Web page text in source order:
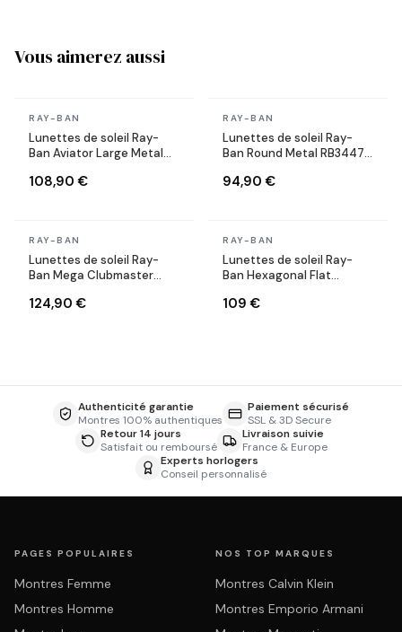
Vous aimerez aussi
En stock
RAY-BAN
Lunettes de soleil Ray-
Ban Aviator Large Metal
polarisés
108,90 €
En stock
RAY-BAN
Lunettes de soleil Ray-
Ban Round Metal RB3447
marron
94,90 €
En stock
RAY-BAN
Lunettes de soleil Ray-
Ban Mega Clubmaster
124,90 €
En stock
RAY-BAN
Lunettes de soleil Ray-
Ban Hexagonal Flat
doré or polarisés
109 €
Authenticité garantie
Montres 100% authentiques
Paiement sécurisé
SSL & 3D Secure
Retour 14 jours
Satisfait ou remboursé
Livraison suivie
France & Europe
Experts horlogers
Conseil personnalisé
PAGES POPULAIRES
Montres Femme
Montres Homme
NOS TOP MARQUES
Montres Calvin Klein
Montres Emporio Armani